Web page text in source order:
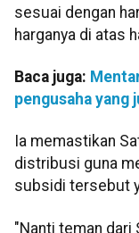
sesuai dengan
harganya di atas
Baca juga:
pengusaha yang
Ia memastikan
distribusi guna
subsidi tersebut
"Nanti teman dari